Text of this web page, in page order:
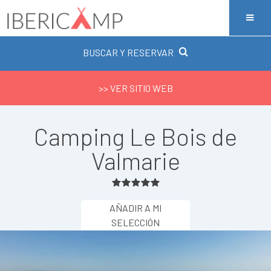
BUSCAR Y RESERVAR
>> VER SITIO WEB
Camping Le Bois de
Valmarie
AÑADIR A MI
SELECCIÓN